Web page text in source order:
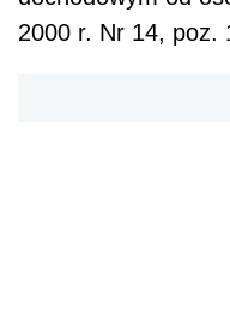
2000 r. Nr 14, poz.